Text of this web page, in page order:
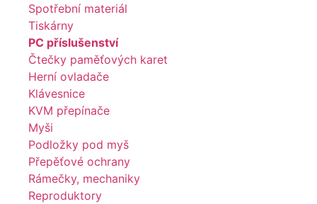
Spotřební materiál
Tiskárny
PC příslušenství
Čtečky paměťových karet
Herní ovladače
Klávesnice
KVM přepínače
Myši
Podložky pod myš
Přepěťové ochrany
Rámečky, mechaniky
Reproduktory